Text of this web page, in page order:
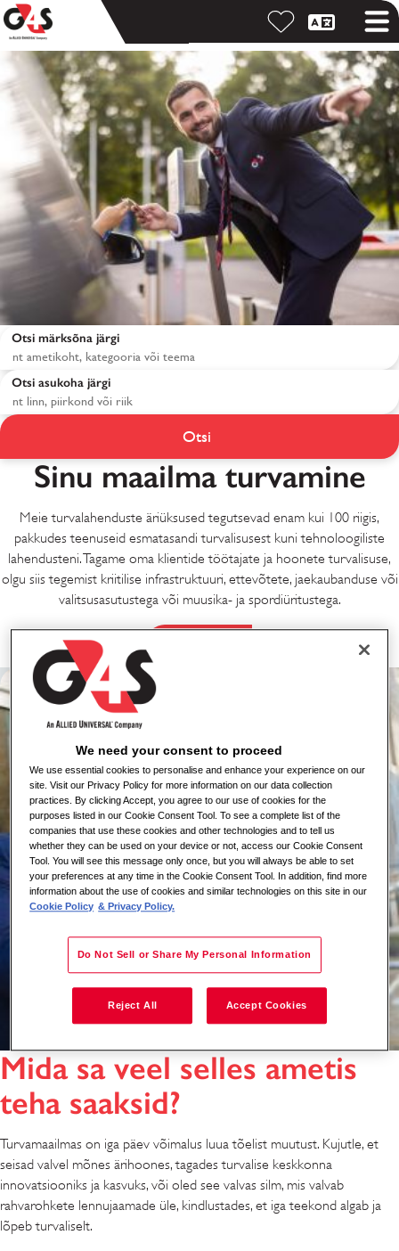
Turvatöötajate
Karjäärivõimalused
G4Sis
Otsi märksõna järgi
Otsi asukoha järgi
Otsi
Sinu maailma turvamine
Meie turvalahenduste äriüksused tegutsevad enam kui 100 riigis,
pakkudes teenuseid esmatasandi turvalisusest kuni tehnoloogiliste
lahendusteni. Tagame oma klientide töötajate ja hoonete turvalisuse,
olgu siis tegemist kriitilise infrastruktuuri, ettevõtete, jaekaubanduse või
valitsusasutustega või muusika- ja spordiüritustega.
Mida sa veel selles ametis
teha saaksid?
Turvamaailmas on iga päev võimalus luua tõelist muutust. Kujutle, et
seisad valvel mõnes ärihoones, tagades turvalise keskkonna
innovatsiooniks ja kasvuks, või oled see valvas silm, mis valvab
rahvarohkete lennujaamade üle, kindlustades, et iga teekond algab ja
lõpeb turvaliselt.
We need your consent to proceed
We use essential cookies to personalise and enhance your experience on our
site. Visit our Privacy Policy for more information on our data collection
practices. By clicking Accept, you agree to our use of cookies for the
purposes listed in our Cookie Consent Tool. To see a complete list of the
companies that use these cookies and other technologies and to tell us
whether they can be used on your device or not, access our Cookie Consent
Tool. You will see this message only once, but you will always be able to set
your preferences at any time in the Cookie Consent Tool. In addition, find more
information about the use of cookies and similar technologies on this site in our
Cookie Policy & Privacy Policy.
Do Not Sell or Share My Personal Information
Reject All Accept Cookies